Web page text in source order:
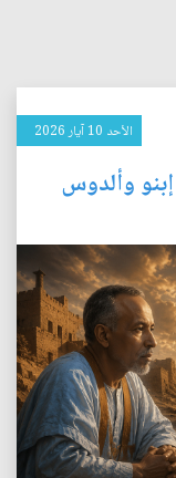
الأحد 10 آيار 2026
وألدوس